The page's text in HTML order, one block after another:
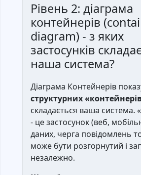
Рівень 2: діаграма
контейнерів
diagram) - з яких
застосунків
наша система?
Діаграма Контейнерів
структурних
складається ваша система.
- це застосунок (веб,
даних, черга повідомлень
може бути розгорнутий і
незалежно.